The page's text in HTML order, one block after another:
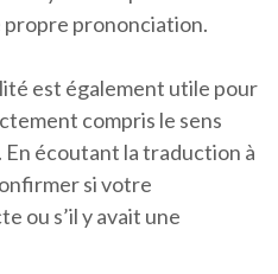
prononciation.
est également utile pour
compris le sens
En écoutant la traduction à
si votre
ou s’il y avait une